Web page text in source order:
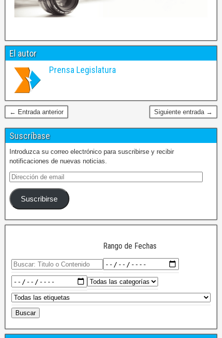
El autor
Prensa Legislatura
← Entrada anterior Siguiente entrada →
Suscríbase
Introduzca su correo electrónico para suscribirse y recibir
notificaciones de nuevas noticias.
Suscribirse
Rango de Fechas